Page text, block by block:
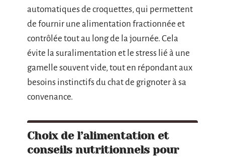
automatiques de croquettes, qui permettent
de fournir une alimentation fractionnée et
contrôlée tout au long de la journée. Cela
évite la suralimentation et le stress lié à une
gamelle souvent vide, tout en répondant aux
besoins instinctifs du chat de grignoter à sa
convenance.
Choix de l’alimentation et
conseils nutritionnels pour